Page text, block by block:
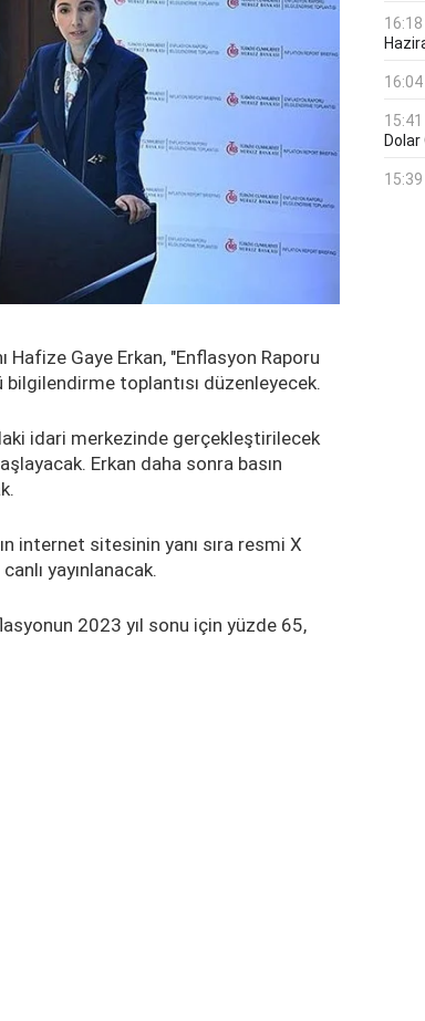
Hafize Gaye Erkan, "Enflasyon Raporu
bilgilendirme toplantısı düzenleyecek.
idari merkezinde gerçekleştirilecek
Erkan daha sonra basın
internet sitesinin yanı sıra resmi X
yayınlanacak.
2023 yıl sonu için yüzde 65,
16:18
16:04
15:41
Dolar
15:39